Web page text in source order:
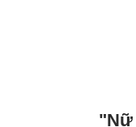
"Nữ